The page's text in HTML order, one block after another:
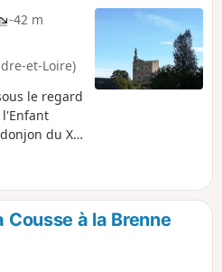
-42 m
et-Loire)
le regard
du X°
et
modérateur
de
les avis du
Cousse à la Brenne